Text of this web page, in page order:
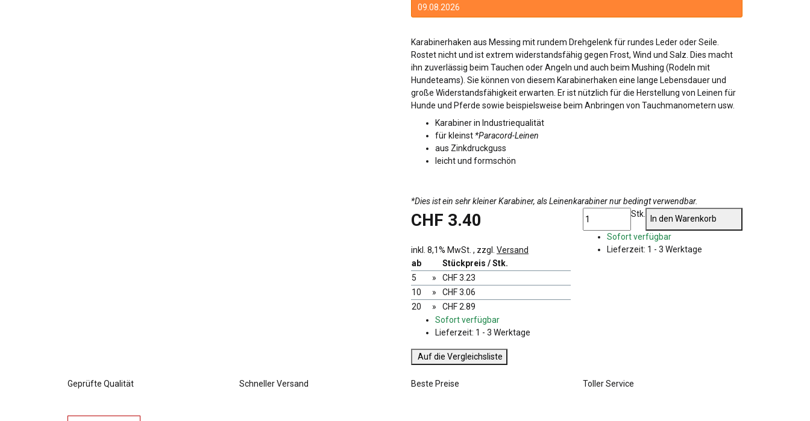
09.08.2026
Karabinerhaken aus Messing mit rundem Drehgelenk für rundes Leder oder Seile.
Rostet nicht und ist extrem widerstandsfähig gegen Frost, Wind und Salz. Dies macht
ihn zuverlässig beim Tauchen oder Angeln und auch beim Mushing (Rodeln mit
Hundeteams). Sie können von diesem Karabinerhaken eine lange Lebensdauer und
große Widerstandsfähigkeit erwarten. Er ist nützlich für die Herstellung von Leinen für
Hunde und Pferde sowie beispielsweise beim Anbringen von Tauchmanometern usw.
Karabiner in Industriequalität
für kleinst *Paracord-Leinen
aus Zinkdruckguss
leicht und formschön
*Dies ist ein sehr kleiner Karabiner, als Leinenkarabiner nur bedingt verwendbar.
CHF 3.40
inkl. 8,1% MwSt. , zzgl. Versand
ab
Stückpreis / Stk.
5
»
CHF 3.23
10
»
CHF 3.06
20
»
CHF 2.89
Sofort verfügbar
Lieferzeit: 1 - 3 Werktage
Stk.
In den Warenkorb
Sofort verfügbar
Lieferzeit: 1 - 3 Werktage
Auf die Vergleichsliste
Geprüfte Qualität Schneller Versand Beste Preise Toller Service